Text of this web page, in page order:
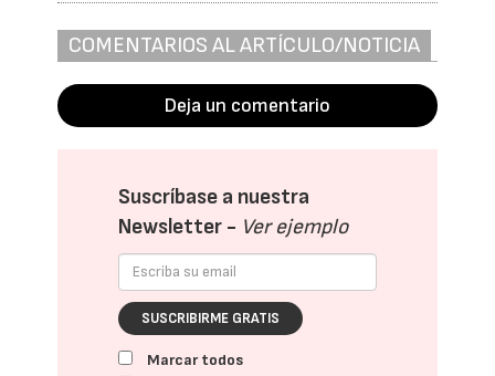
COMENTARIOS AL ARTÍCULO/NOTICIA
Deja un comentario
Suscríbase a nuestra
Newsletter - Ver ejemplo
SUSCRIBIRME GRATIS
Marcar todos